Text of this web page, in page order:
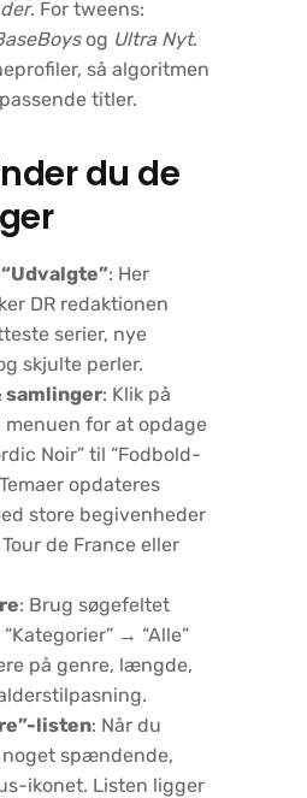
. For tweens:
og Ultra Nyt.
så algoritmen
titler.
du de
: Her
DR redaktionen
serier, nye
skjulte perler.
samlinger: Klik på
i menuen for at opdage
Noir” til “Fodbold-
opdateres
store begivenheder
de France eller
: Brug søgefeltet
→ “Alle”
på genre, længde,
listen: Når du
spændende,
ikonet. Listen ligger